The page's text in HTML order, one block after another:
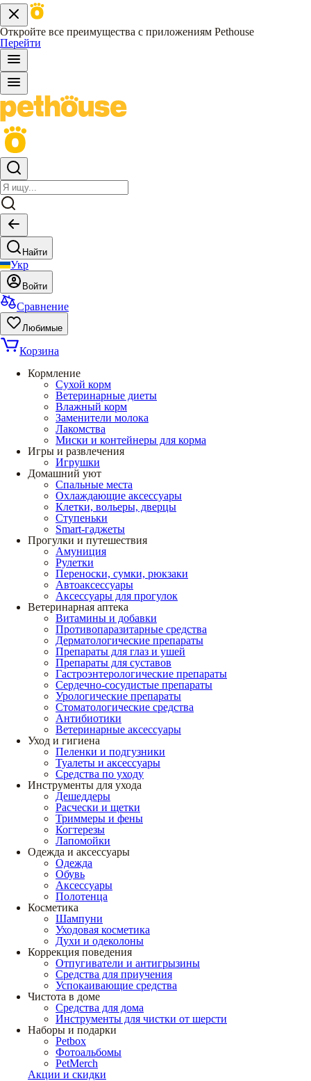
Откройте все преимущества с приложениям Pethouse
Перейти
Найти
Укр
Войти
Сравнение
Любимые
Корзина
Кормление
Сухой корм
Ветеринарные диеты
Влажный корм
Заменители молока
Лакомства
Миски и контейнеры для корма
Игры и развлечения
Игрушки
Домашний уют
Спальные места
Охлаждающие аксессуары
Клетки, вольеры, дверцы
Ступеньки
Smart-гаджеты
Прогулки и путешествия
Амуниция
Рулетки
Переноски, сумки, рюкзаки
Автоаксессуары
Аксессуары для прогулок
Ветеринарная аптека
Витамины и добавки
Противопаразитарные средства
Дерматологические препараты
Препараты для глаз и ушей
Препараты для суставов
Гастроэнтерологические препараты
Сердечно-сосудистые препараты
Урологические препараты
Стоматологические средства
Антибиотики
Ветеринарные аксессуары
Уход и гигиена
Пеленки и подгузники
Туалеты и аксессуары
Средства по уходу
Инструменты для ухода
Дешеддеры
Расчески и щетки
Триммеры и фены
Когтерезы
Лапомойки
Одежда и аксессуары
Одежда
Обувь
Аксессуары
Полотенца
Косметика
Шампуни
Уходовая косметика
Духи и одеколоны
Коррекция поведения
Отпугиватели и антигрызины
Средства для приучения
Успокаивающие средства
Чистота в доме
Средства для дома
Инструменты для чистки от шерсти
Наборы и подарки
Petbox
Фотоальбомы
PetMerch
Акции и скидки